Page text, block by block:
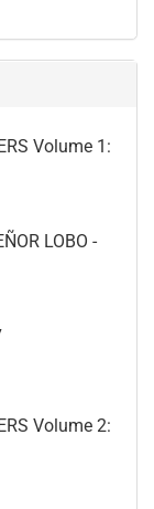
Volume 1:
LOBO -
Volume 2: